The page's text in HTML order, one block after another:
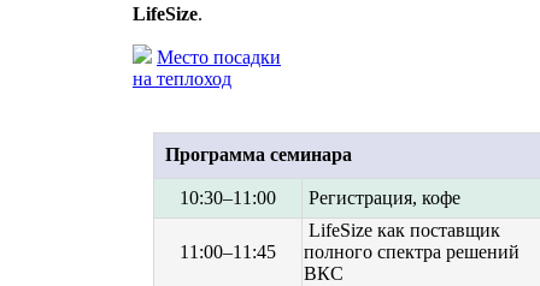
LifeSize.
Место посадки
на теплоход
Программа семинара
10:30–11:00 Регистрация, кофе
11:00–11:45
LifeSize как поставщик
полного спектра решений
ВКС